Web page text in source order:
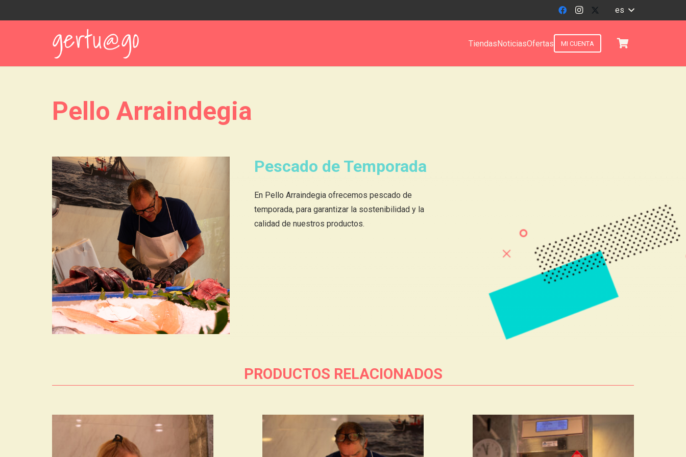
es
TiendasNoticiasOfertas MI CUENTA
Pello Arraindegia
Pescado de Temporada
En Pello Arraindegia ofrecemos pescado de
temporada, para garantizar la sostenibilidad y la
calidad de nuestros productos.
PRODUCTOS RELACIONADOS